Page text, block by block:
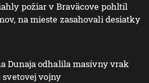
požiar v Braväcove pohltil
na mieste zasahovali desiatky
Dunaja odhalila masívny vrak
svetovej vojny